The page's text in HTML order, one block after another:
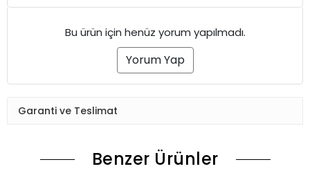
Bu ürün için henüz yorum yapılmadı.
Yorum Yap
Garanti ve Teslimat
Benzer Ürünler